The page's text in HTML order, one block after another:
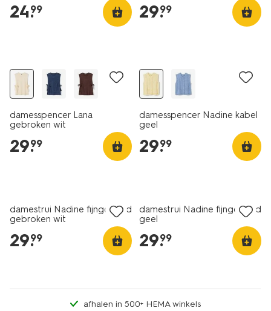
24.
99 29.
99
damesspencer Lana
gebroken wit
29.
99
damesspencer Nadine kabel
geel
29.
99
damestrui Nadine fijngebreid
gebroken wit
29.
99
damestrui Nadine fijngebreid
geel
29.
99
afhalen in 500+ HEMA winkels